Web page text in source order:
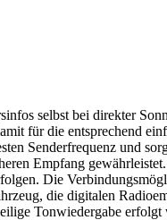
selbst bei direkter
für die entsprechend
Senderfrequenz und
Empfang
Die
die digitalen
Tonwiedergabe